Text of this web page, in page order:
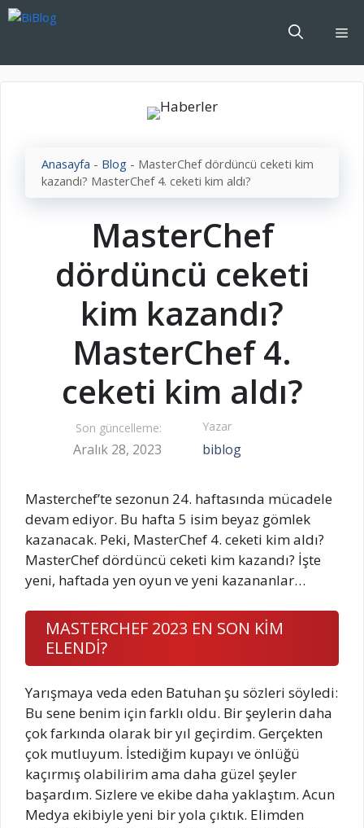
İçeriğe
Anasayfa - Blog - MasterChef dördüncü ceketi kim
kazandı? MasterChef 4. ceketi kim aldı?
MasterChef
dördüncü ceketi
kim kazandı?
MasterChef 4.
ceketi kim aldı?
Son güncelleme:
Aralık 28, 2023
Yazar
biblog
Masterchef’te sezonun 24. haftasında mücadele
devam ediyor. Bu hafta 5 isim beyaz gömlek
kazanacak. Peki, MasterChef 4. ceketi kim aldı?
MasterChef dördüncü ceketi kim kazandı? İşte
yeni, haftada yen oyun ve yeni kazananlar…
MASTERCHEF 2023 EN SON KİM
ELENDİ?
Yarışmaya veda eden Batuhan şu sözleri söyledi:
Bu sene benim için farklı oldu. Bir şeylerin daha
çok farkında olarak bir yıl geçirdim. Gerçekten
çok mutluyum. İstediğim kupayı ve önlüğü
kaçırmış olabilirim ama daha güzel şeyler
başardım. Sizlere ve ekibe daha yaklaştım. Acun
Medya ekibiyle yeni bir yola çıktık. Elimden